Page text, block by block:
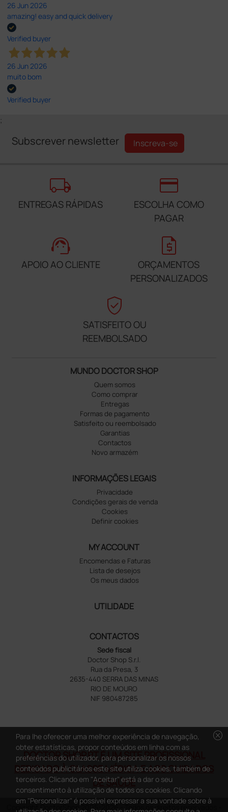
26 Jun 2026
amazing! easy and quick delivery
Verified buyer
26 Jun 2026
muito bom
Verified buyer
;
Subscrever newsletter Inscreva-se
local_shipping
ENTREGAS RÁPIDAS
credit_card
ESCOLHA COMO
PAGAR
support_agent
APOIO AO CLIENTE
request_quote
ORÇAMENTOS
PERSONALIZADOS
verified_user
SATISFEITO OU
REEMBOLSADO
MUNDO DOCTOR SHOP
Quem somos
Como comprar
Entregas
Formas de pagamento
Satisfeito ou reembolsado
Garantias
Contactos
Novo armazém
INFORMAÇÕES LEGAIS
Privacidade
Condições gerais de venda
Cookies
Definir cookies
MY ACCOUNT
Encomendas e Faturas
Lista de desejos
Os meus dados
UTILIDADE
CONTACTOS
Sede fiscal
Doctor Shop S.r.l.
Rua da Presa, 3
2635-440 SERRA DAS MINAS
RIO DE MOURO
NIF 980487285
DOCTOR SHOP.PT É UM SITE PROFISSIONAL
DEDICADO À CLASSE MÉDICA E AOS CUIDADOS
DE SAÚDE
Copyright DoctorShop 2005-2026 - Todos os direitos reservados -
cancel
Para lhe oferecer uma melhor experiência de navegação,
obter estatísticas, propor conteúdos em linha com as
preferências do utilizador, para personalizar os nossos
conteúdos publicitários este site utiliza cookies, também de
terceiros. Clicando em "Aceitar" está a dar o seu
consentimento à utilização de todos os cookies. Clicando
em "Personalizar" é possível expressar a sua vontade sobre à